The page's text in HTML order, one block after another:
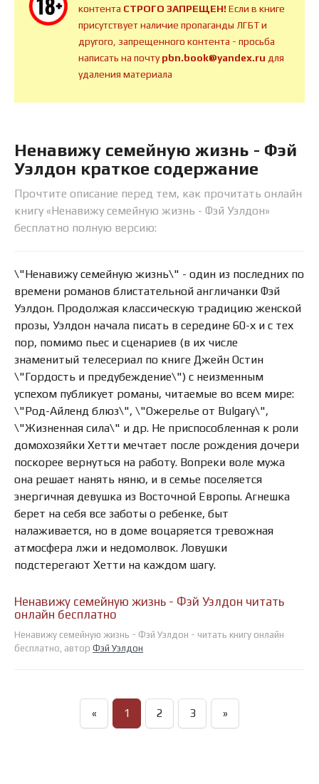
контента СТРОГО ЗАПРЕЩЕН!Если в книге
присутствует наличие пропаганды ЛГБТ и
другого, запрещенного контента - просьба
написать на почтуpbn.book@yandex.ru для
удаления материала
Ненавижу семейную жизнь - Фэй
Уэлдон краткое содержание
Прочтите описание перед тем, как прочитать онлайн
книгу «Ненавижу семейную жизнь - Фэй Уэлдон»
бесплатно полную версию:
\"Ненавижу семейную жизнь\" - один из последних по
времени романов блистательной англичанки Фэй
Уэлдон. Продолжая классическую традицию женской
прозы, Уэлдон начала писать в середине 60-х и с тех
пор, помимо пьес и сценариев (в их числе
знаменитый телесериал по книге Джейн Остин
\"Гордость и предубеждение\") с неизменным
успехом публикует романы, читаемые во всем мире:
\"Род-Айленд блюз\", \"Ожерелье от Bulgary\",
\"Жизненная сила\" и др. Не приспособленная к роли
домохозяйки Хетти мечтает после рождения дочери
поскорее вернуться на работу. Вопреки воле мужа
она решает нанять няню, и в семье поселяется
энергичная девушка из Восточной Европы. Агнешка
берет на себя все заботы о ребенке, быт
налаживается, но в доме воцаряется тревожная
атмосфера лжи и недомолвок. Ловушки
подстерегают Хетти на каждом шагу.
Ненавижу семейную жизнь - Фэй Уэлдон читать
онлайн бесплатно
Ненавижу семейную жизнь - Фэй Уэлдон - читать книгу онлайн
бесплатно, автор Фэй Уэлдон
« 1 2 3 »